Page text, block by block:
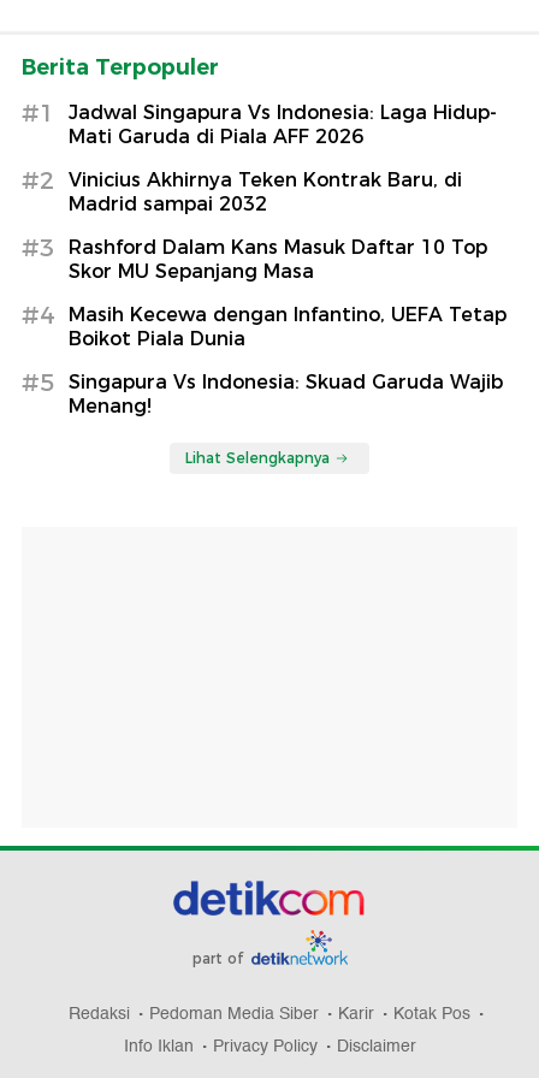
Berita Terpopuler
#1
Jadwal Singapura Vs Indonesia: Laga Hidup-
Mati Garuda di Piala AFF 2026
#2
Vinicius Akhirnya Teken Kontrak Baru, di
Madrid sampai 2032
#3
Rashford Dalam Kans Masuk Daftar 10 Top
Skor MU Sepanjang Masa
#4
Masih Kecewa dengan Infantino, UEFA Tetap
Boikot Piala Dunia
#5
Singapura Vs Indonesia: Skuad Garuda Wajib
Menang!
Lihat Selengkapnya
part of
Redaksi Pedoman Media Siber Karir
Kotak Pos
Info Iklan
Privacy Policy Disclaimer